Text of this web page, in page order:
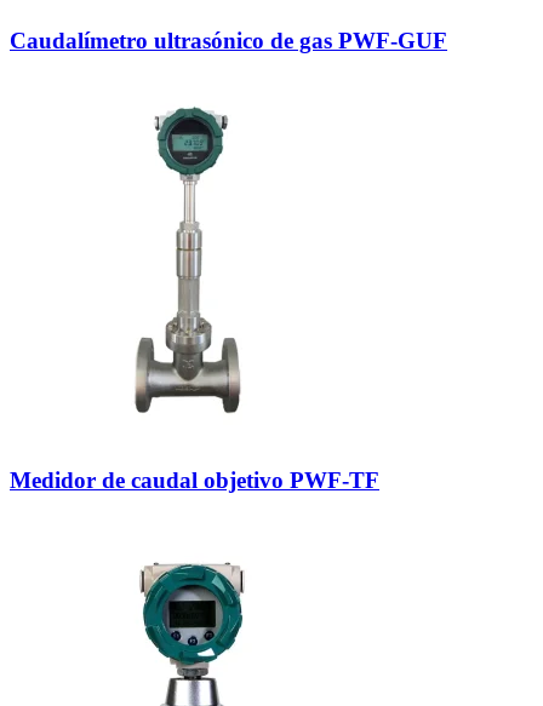
Caudalímetro ultrasónico de gas PWF-GUF
Medidor de caudal objetivo PWF-TF